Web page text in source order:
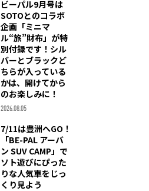
ビーパル9月号は
SOTOとのコラボ
企画「ミニマ
ル“旅”財布」が特
別付録です！シル
バーとブラックど
ちらが入っている
かは、開けてから
のお楽しみに！
2026.08.05
7/11は豊洲へGO！
「BE-PAL アーバ
ン SUV CAMP」で
ソト遊びにぴった
りな人気車をじっ
くり見よう